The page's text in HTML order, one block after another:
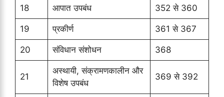
18 आपात उपबंध 352 से 360
19 प्रकीर्ण 361 से 367
20 संविधान संशोधन 368
21
अस्थायी, संक्रामणकालीन और
विशेष उपबंध
369 से 392